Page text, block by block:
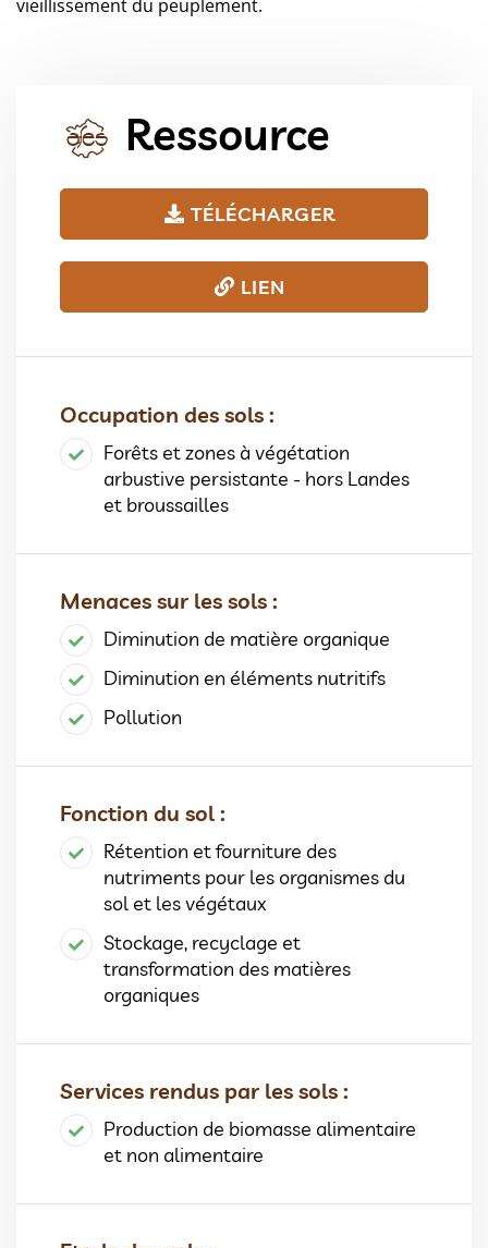
vieillissement du peuplement.
Ressource
TÉLÉCHARGER
LIEN
Occupation des sols :
Forêts et zones à végétation
arbustive persistante - hors Landes
et broussailles
Menaces sur les sols :
Diminution de matière organique
Diminution en éléments nutritifs
Pollution
Fonction du sol :
Rétention et fourniture des
nutriments pour les organismes du
sol et les végétaux
Stockage, recyclage et
transformation des matières
organiques
Services rendus par les sols :
Production de biomasse alimentaire
et non alimentaire